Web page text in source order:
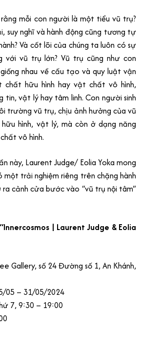
mỗi con người là một tiểu vũ trụ?
suy nghĩ và hành động cũng tương tự
Và cốt lõi của chúng ta luôn có sự
với vũ trụ lớn? Vũ trụ cũng như con
nhau về cấu tạo và quy luật vận
chất hữu hình hay vật chất vô hình,
tin, vật lý hay tâm linh. Con người sinh
trường vũ trụ, chịu ảnh hưởng của vũ
hình, vật lý, mà còn ở dạng năng
vô hình.
này, Laurent Judge/ Eolia Yoka mong
một trải nghiệm riêng trên chặng hành
ra cảnh cửa bước vào “vũ trụ nội tâm”
| Laurent Judge & Eolia
Gallery, số 24 Đường số 1, An Khánh,
05 – 31/05/2024
7, 9:30 – 19:00